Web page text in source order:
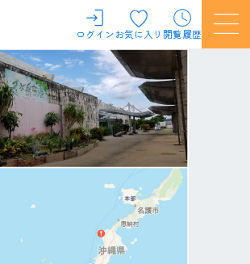
ログインお気に入り 閲覧履歴